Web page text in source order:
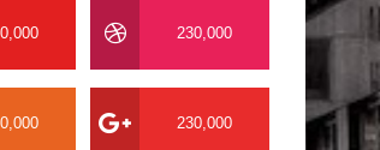
230,000
230,000